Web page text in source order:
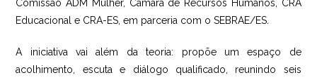
Comissão ADM Mulher, Câmara de Recursos Humanos, CRA
Educacional e CRA-ES, em parceria com o SEBRAE/ES.
A iniciativa vai além da teoria: propõe um espaço de
acolhimento, escuta e diálogo qualificado, reunindo seis